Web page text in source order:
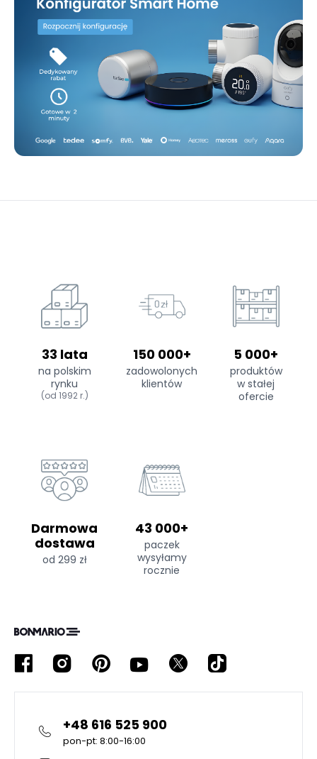
33 lata
na polskim
rynku
(od 1992 r.)
150 000+
zadowolonych
klientów
5 000+
produktów
w stałej
ofercie
Darmowa
dostawa
od 299 zł
43 000+
paczek
wysyłamy
rocznie
+48 616 525 900
pon-pt: 8:00-16:00